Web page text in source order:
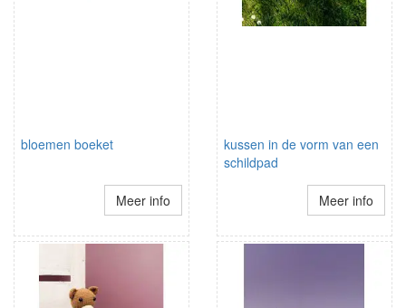
bloemen boeket
Meer info
kussen in de vorm van een
schildpad
Meer info